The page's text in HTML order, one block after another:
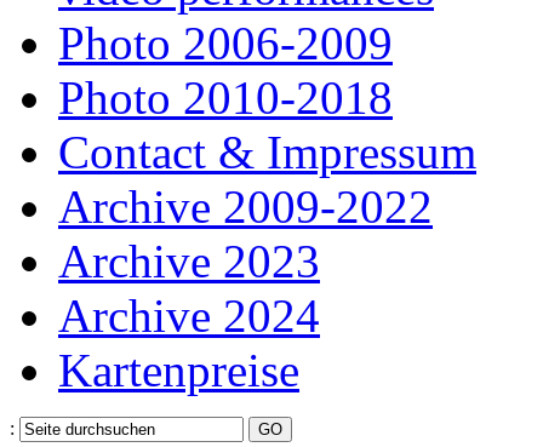
Photo 2006-2009
Photo 2010-2018
Contact & Impressum
Archive 2009-2022
Archive 2023
Archive 2024
Kartenpreise
: